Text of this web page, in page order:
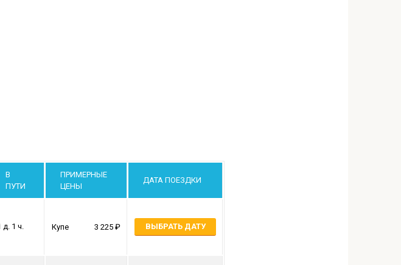
В
ПУТИ
ПРИМЕРНЫЕ
ЦЕНЫ
ДАТА ПОЕЗДКИ
д. 1 ч. Купе 3 225 ВЫБРАТЬ ДАТУ